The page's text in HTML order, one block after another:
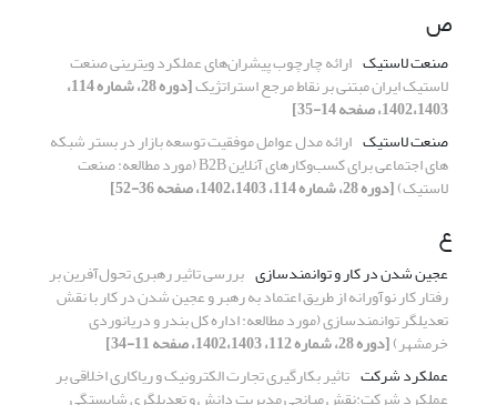
ص
صنعت لاستیک ارائه چارچوب پیشران‌های عملکرد ویترینی صنعت
لاستیک ایران مبتنی بر نقاط مرجع استراتژیک [دوره 28، شماره 114،
1402،1403، صفحه 14-35]
صنعت لاستیک ارائه مدل عوامل موفقیت توسعه بازار در بستر شبکه
های اجتماعی برای کسب‌وکارهای آنلاین B2B (مورد مطالعه: صنعت
لاستیک)[دوره 28، شماره 114، 1402،1403، صفحه 36-52]
ع
عجین شدن در کار و توانمندسازی بررسی تاثیر رهبری تحول‌آفرین بر
رفتار کار نوآورانه از طریق اعتماد به رهبر و عجین شدن در کار با نقش
تعدیلگر توانمندسازی (مورد مطالعه: اداره کل بندر و دریانوردی
خرمشهر)[دوره 28، شماره 112، 1402،1403، صفحه 11-34]
عملکرد شرکت تاثیر بکارگیری تجارت الکترونیک و ریاکاری اخلاقی بر
عملکرد شرکت:نقش میانجی مدیریت دانش و تعدیلگری شایستگی